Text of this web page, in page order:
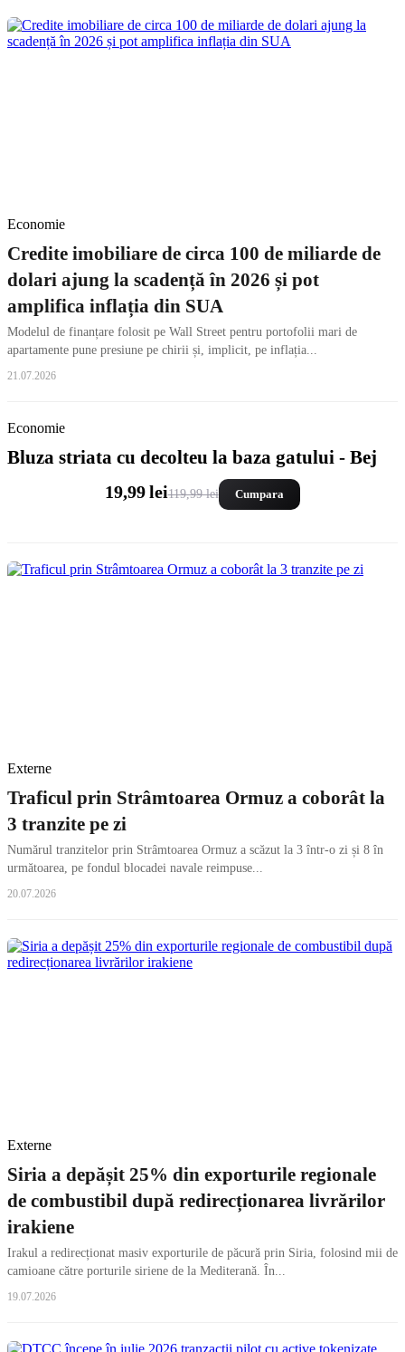
Economie
Credite imobiliare de circa 100 de miliarde de
dolari ajung la scadență în 2026 și pot
amplifica inflația din SUA
Modelul de finanțare folosit pe Wall Street pentru portofolii mari de
apartamente pune presiune pe chirii și, implicit, pe inflația...
21.07.2026
Economie
Bluza striata cu decolteu la baza gatului - Bej
19,99 lei119,99 lei Cumpara
Externe
Traficul prin Strâmtoarea Ormuz a coborât la
3 tranzite pe zi
Numărul tranzitelor prin Strâmtoarea Ormuz a scăzut la 3 într-o zi și 8 în
următoarea, pe fondul blocadei navale reimpuse...
20.07.2026
Externe
Siria a depășit 25% din exporturile regionale
de combustibil după redirecționarea livrărilor
irakiene
Irakul a redirecționat masiv exporturile de păcură prin Siria, folosind mii de
camioane către porturile siriene de la Mediterană. În...
19.07.2026